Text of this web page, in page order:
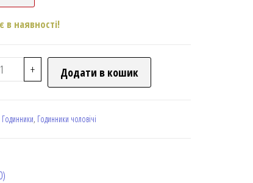
в наявності!
+ Додати в кошик
Годинники, Годинники чоловічі